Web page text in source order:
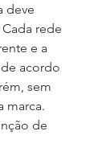
deve
rede
e a
acordo
sem
marca.
de